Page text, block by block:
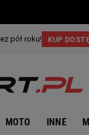
MOTO INNE